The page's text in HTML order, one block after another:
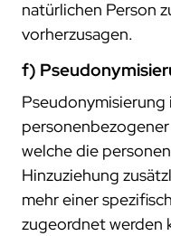
natürlichen Person
vorherzusagen.
f)
welche die
Hinzuziehung
mehr einer
zugeordnet werden